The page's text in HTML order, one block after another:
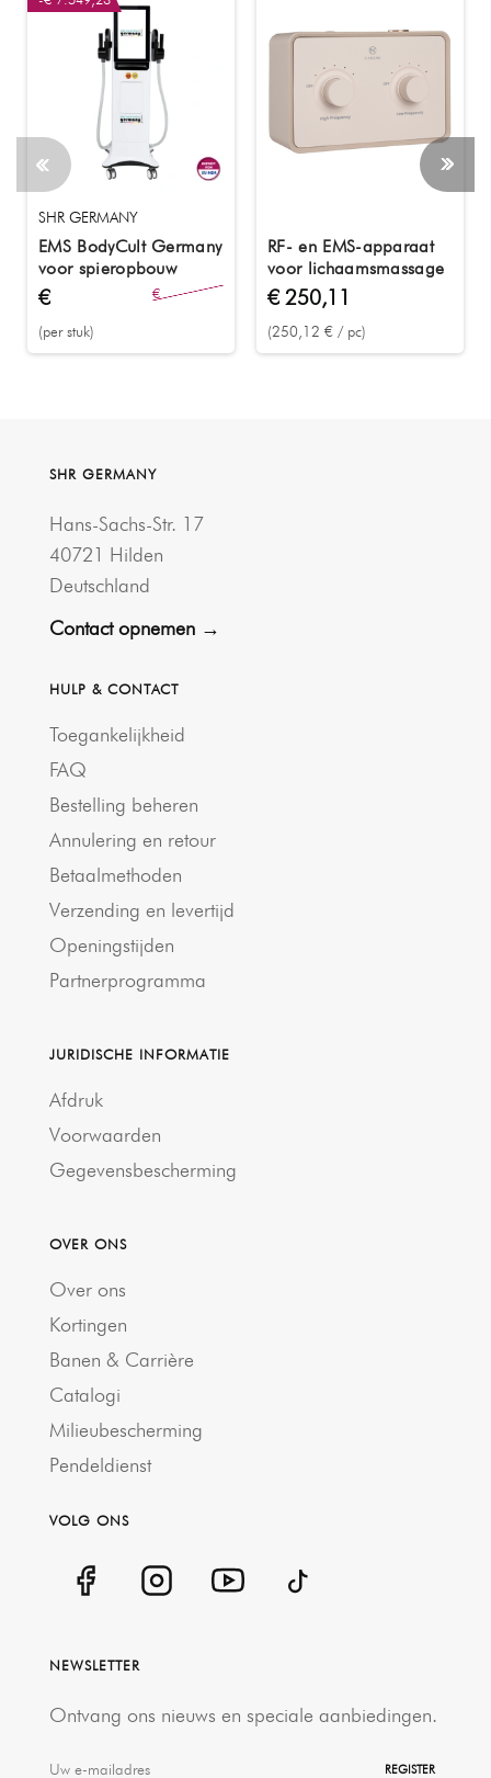
SHR GERMANY
EMS BodyCult Germany
voor spieropbouw
€
13.208,32
€
(per stuk)
RF- en EMS-apparaat
voor lichaamsmassage
€ 250,11
(250,12 € / pc)
SHR GERMANY
Hans-Sachs-Str. 17
40721 Hilden
Deutschland
Contact opnemen →
HULP & CONTACT
Toegankelijkheid
FAQ
Bestelling beheren
Annulering en retour
Betaalmethoden
Verzending en levertijd
Openingstijden
Partnerprogramma
JURIDISCHE INFORMATIE
Afdruk
Voorwaarden
Gegevensbescherming
OVER ONS
Over ons
Kortingen
Banen & Carrière
Catalogi
Milieubescherming
Pendeldienst
VOLG ONS
NEWSLETTER
Ontvang ons nieuws en speciale aanbiedingen.
REGISTER